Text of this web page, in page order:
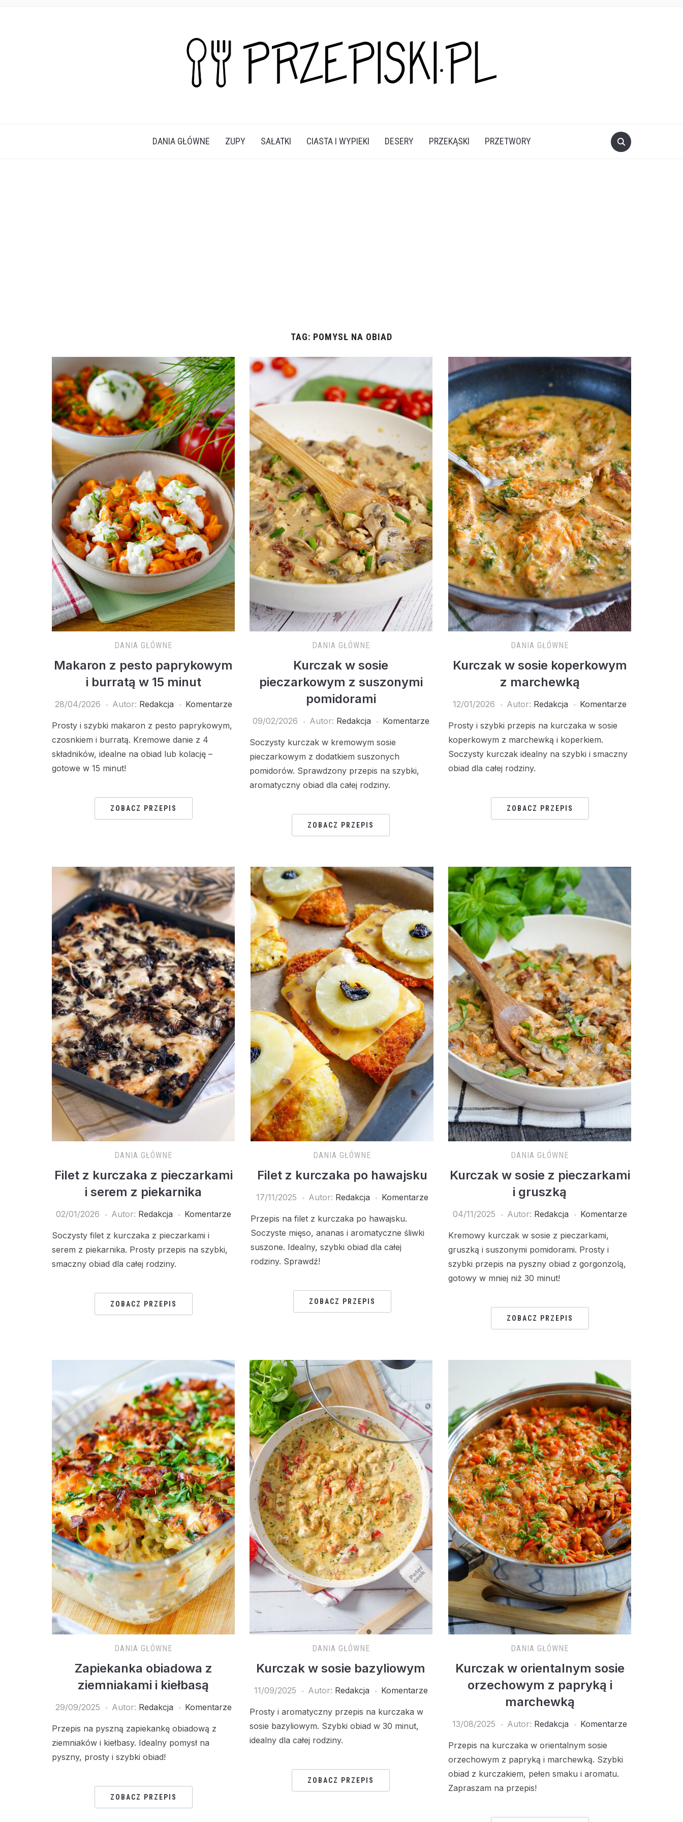
DANIA GŁÓWNE ZUPY SAŁATKI CIASTA I WYPIEKI DESERY PRZEKĄSKI PRZETWORY
TAG: POMYSŁ NA OBIAD
DANIA GŁÓWNE
Makaron z pesto paprykowym
i burratą w 15 minut
28/04/2026 Autor: Redakcja Komentarze
Prosty i szybki makaron z pesto paprykowym,
czosnkiem i burratą. Kremowe danie z 4
składników, idealne na obiad lub kolację –
gotowe w 15 minut!
ZOBACZ PRZEPIS
DANIA GŁÓWNE
Kurczak w sosie
pieczarkowym z suszonymi
pomidorami
09/02/2026 Autor: Redakcja Komentarze
Soczysty kurczak w kremowym sosie
pieczarkowym z dodatkiem suszonych
pomidorów. Sprawdzony przepis na szybki,
aromatyczny obiad dla całej rodziny.
ZOBACZ PRZEPIS
DANIA GŁÓWNE
Kurczak w sosie koperkowym
z marchewką
12/01/2026 Autor: Redakcja Komentarze
Prosty i szybki przepis na kurczaka w sosie
koperkowym z marchewką i koperkiem.
Soczysty kurczak idealny na szybki i smaczny
obiad dla całej rodziny.
ZOBACZ PRZEPIS
DANIA GŁÓWNE
Filet z kurczaka z pieczarkami
i serem z piekarnika
02/01/2026 Autor: Redakcja Komentarze
Soczysty filet z kurczaka z pieczarkami i
serem z piekarnika. Prosty przepis na szybki,
smaczny obiad dla całej rodziny.
ZOBACZ PRZEPIS
DANIA GŁÓWNE
Filet z kurczaka po hawajsku
17/11/2025 Autor: Redakcja Komentarze
Przepis na filet z kurczaka po hawajsku.
Soczyste mięso, ananas i aromatyczne śliwki
suszone. Idealny, szybki obiad dla całej
rodziny. Sprawdź!
ZOBACZ PRZEPIS
DANIA GŁÓWNE
Kurczak w sosie z pieczarkami
i gruszką
04/11/2025 Autor: Redakcja Komentarze
Kremowy kurczak w sosie z pieczarkami,
gruszką i suszonymi pomidorami. Prosty i
szybki przepis na pyszny obiad z gorgonzolą,
gotowy w mniej niż 30 minut!
ZOBACZ PRZEPIS
DANIA GŁÓWNE
Zapiekanka obiadowa z
ziemniakami i kiełbasą
29/09/2025 Autor: Redakcja Komentarze
Przepis na pyszną zapiekankę obiadową z
ziemniaków i kiełbasy. Idealny pomysł na
pyszny, prosty i szybki obiad!
ZOBACZ PRZEPIS
DANIA GŁÓWNE
Kurczak w sosie bazyliowym
11/09/2025 Autor: Redakcja Komentarze
Prosty i aromatyczny przepis na kurczaka w
sosie bazyliowym. Szybki obiad w 30 minut,
idealny dla całej rodziny.
ZOBACZ PRZEPIS
DANIA GŁÓWNE
Kurczak w orientalnym sosie
orzechowym z papryką i
marchewką
13/08/2025 Autor: Redakcja Komentarze
Przepis na kurczaka w orientalnym sosie
orzechowym z papryką i marchewką. Szybki
obiad z kurczakiem, pełen smaku i aromatu.
Zapraszam na przepis!